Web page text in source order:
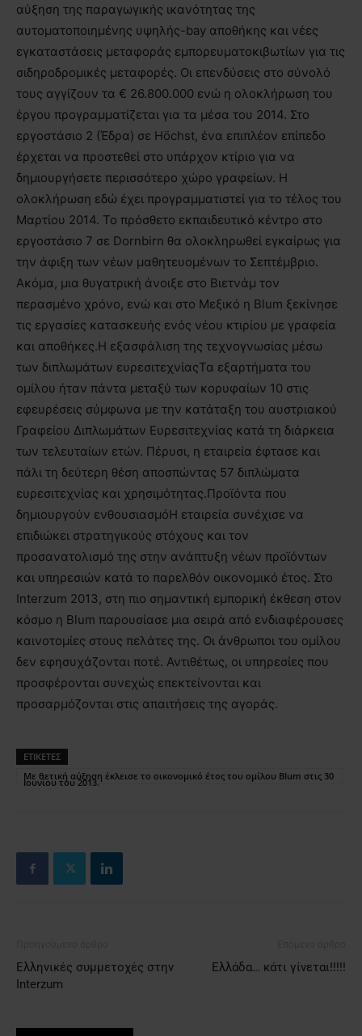
αύξηση της παραγωγικής ικανότητας της
αυτοματοποιημένης υψηλής-bay αποθήκης και νέες
εγκαταστάσεις μεταφοράς εμπορευματοκιβωτίων για τις
σιδηροδρομικές μεταφορές. Οι επενδύσεις στο σύνολό
τους αγγίζουν τα € 26.800.000 ενώ η ολοκλήρωση του
έργου προγραμματίζεται για τα μέσα του 2014. Στο
εργοστάσιο 2 (Έδρα) σε Höchst, ένα επιπλέον επίπεδο
έρχεται να προστεθεί στο υπάρχον κτίριο για να
δημιουργήσετε περισσότερο χώρο γραφείων. Η
ολοκλήρωση εδώ έχει προγραμματιστεί για το τέλος του
Μαρτίου 2014. Το πρόσθετο εκπαιδευτικό κέντρο στο
εργοστάσιο 7 σε Dornbirn θα ολοκληρωθεί εγκαίρως για
την άφιξη των νέων μαθητευομένων το Σεπτέμβριο.
Ακόμα, μια θυγατρική άνοιξε στο Βιετνάμ τον
περασμένο χρόνο, ενώ και στο Μεξικό η Blum ξεκίνησε
τις εργασίες κατασκευής ενός νέου κτιρίου με γραφεία
και αποθήκες.Η εξασφάλιση της τεχνογνωσίας μέσω
των διπλωμάτων ευρεσιτεχνίαςΤα εξαρτήματα του
ομίλου ήταν πάντα μεταξύ των κορυφαίων 10 στις
εφευρέσεις σύμφωνα με την κατάταξη του αυστριακού
Γραφείου Διπλωμάτων Ευρεσιτεχνίας κατά τη διάρκεια
των τελευταίων ετών. Πέρυσι, η εταιρεία έφτασε και
πάλι τη δεύτερη θέση αποσπώντας 57 διπλώματα
ευρεσιτεχνίας και χρησιμότητας.Προϊόντα που
δημιουργούν ενθουσιασμόΗ εταιρεία συνέχισε να
επιδιώκει στρατηγικούς στόχους και τον
προσανατολισμό της στην ανάπτυξη νέων προϊόντων
και υπηρεσιών κατά το παρελθόν οικονομικό έτος. Στο
Interzum 2013, στη πιο σημαντική εμπορική έκθεση στον
κόσμο η Blum παρουσίασε μια σειρά από ενδιαφέρουσες
καινοτομίες στους πελάτες της. Οι άνθρωποι του ομίλου
δεν εφησυχάζονται ποτέ. Αντιθέτως, οι υπηρεσίες που
προσφέρονται συνεχώς επεκτείνονται και
προσαρμόζονται στις απαιτήσεις της αγοράς.
ΕΤΙΚΕΤΕΣ
Με θετική αύξηση έκλεισε το οικονομικό έτος του ομίλου Blum στις 30
Ιουνίου του 2013.
Ελληνικές συμμετοχές στην
Interzum
Ελλάδα… κάτι γίνεται!!!!!